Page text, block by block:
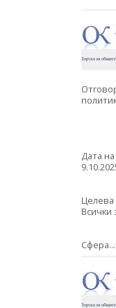
Дата
Целева
Всички
Сфера...